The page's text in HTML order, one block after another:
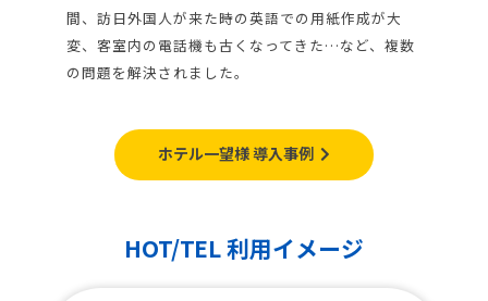
間、訪日外国人が来た時の英語での用紙作成が大
変、客室内の電話機も古くなってきた…など、複数
の問題を解決されました。
ホテル一望様 導入事例
HOT/TEL 利用イメージ